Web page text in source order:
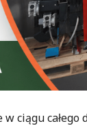
ciągu